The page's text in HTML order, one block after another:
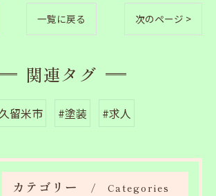
一覧に戻る 次のページ >
関連タグ
留米市 #塗装 #求人
カテゴリー Categories